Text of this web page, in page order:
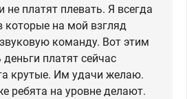
платят плевать. Я всегда
которые на мой взгляд
команду. Вот этим
платят сейчас
крутые. Им удачи желаю.
ребята на уровне делают.